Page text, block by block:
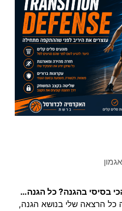
בסיסי בהגנה? כל הגנה…
כל הרצאה שלי בנושא הגנה,